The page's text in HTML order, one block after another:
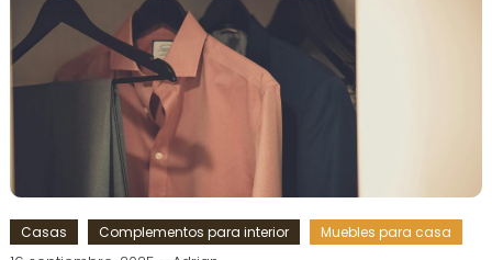
Casas Complementos para interior Muebles para casa